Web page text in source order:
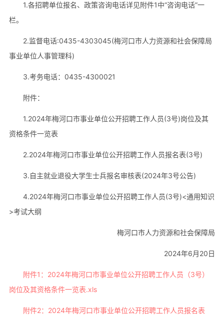
1.各招聘单位报名、政策咨询电话详见附件1中“咨询电话”一
栏。
2.监督电话:0435-4303045(梅河口市人力资源和社会保障局
事业单位人事管理科)
3.考务电话：0435-4300021
附件：
1.2024年梅河口市事业单位公开招聘工作人员(3号)岗位及其
资格条件一览表
2.2024年梅河口市事业单位公开招聘工作人员报名表(3号)
3.自主就业退役大学生士兵报名审核表(2024年3号公告)
4.2024年梅河口市事业单位公开招聘工作人员(3号)<通用知识
>考试大纲
梅河口市人力资源和社会保障局
2024年6月20日
附件1：2024年梅河口市事业单位公开招聘工作人员（3号）
岗位及其资格条件一览表.xls
附件2：2024年梅河口市事业单位公开招聘工作人员报名表